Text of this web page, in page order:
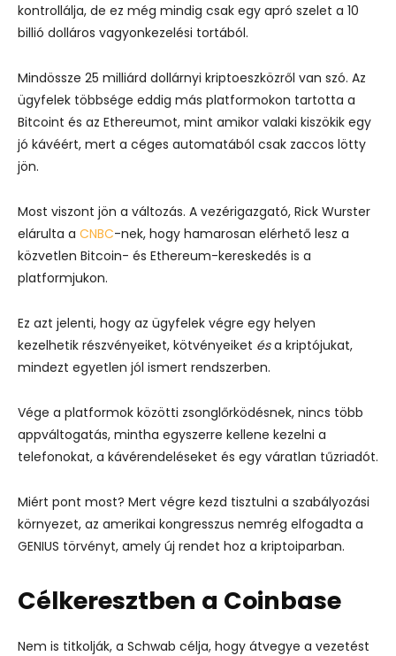
kontrollálja, de ez még mindig csak egy apró szelet a 10
billió dolláros vagyonkezelési tortából.
Mindössze 25 milliárd dollárnyi kriptoeszközről van szó. Az
ügyfelek többsége eddig más platformokon tartotta a
Bitcoint és az Ethereumot, mint amikor valaki kiszökik egy
jó kávéért, mert a céges automatából csak zaccos lötty
jön.
Most viszont jön a változás. A vezérigazgató, Rick Wurster
elárulta a CNBC-nek, hogy hamarosan elérhető lesz a
közvetlen Bitcoin- és Ethereum-kereskedés is a
platformjukon.
Ez azt jelenti, hogy az ügyfelek végre egy helyen
kezelhetik részvényeiket, kötvényeiket ésa kriptójukat,
mindezt egyetlen jól ismert rendszerben.
Vége a platformok közötti zsonglőrködésnek, nincs több
appváltogatás, mintha egyszerre kellene kezelni a
telefonokat, a kávérendeléseket és egy váratlan tűzriadót.
Miért pont most? Mert végre kezd tisztulni a szabályozási
környezet, az amerikai kongresszus nemrég elfogadta a
GENIUS törvényt, amely új rendet hoz a kriptoiparban.
Célkeresztben a Coinbase
Nem is titkolják, a Schwab célja, hogy átvegye a vezetést